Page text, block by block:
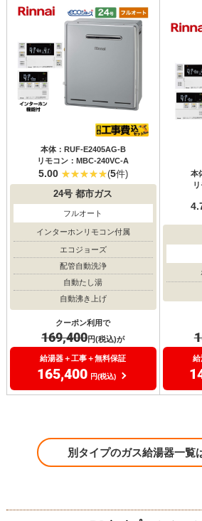
本体：RUF-E2405AG-B
リモコン：MBC-240VC-A
5.00 (5件)
24号 都市ガス
フルオート
インターホンリモコン付属
エコジョーズ
配管自動洗浄
自動たし湯
自動沸き上げ
クーポン利用で
169,400円(税込)が
給湯器＋工事＋無料保証
165,400 円(税込)
本
給
別タイプのガス給湯器一覧